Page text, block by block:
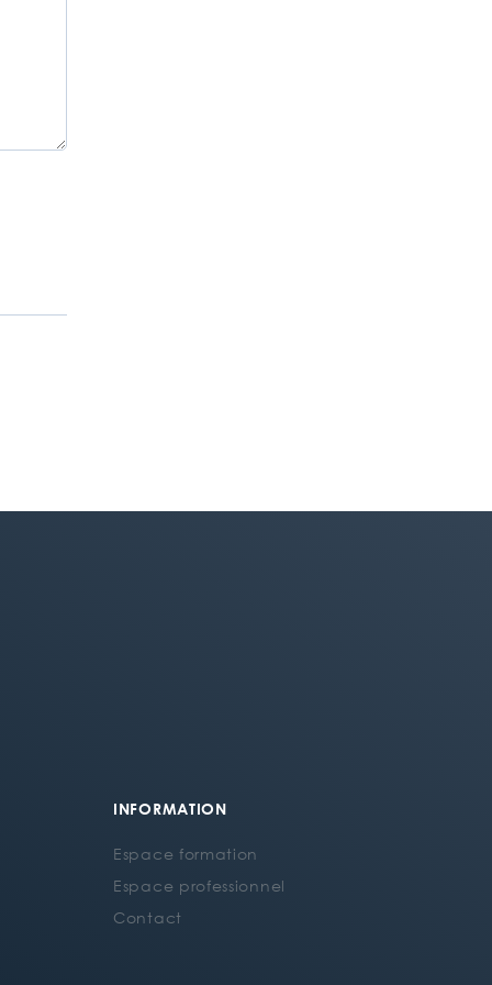
INFORMATION
Espace formation
Espace professionnel
Contact